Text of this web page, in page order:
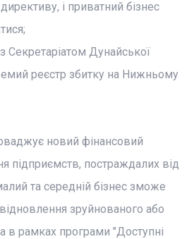
і приватний бізнес
Секретаріатом Дунайської
реєстр збитку на Нижньому
новий фінансовий
підприємств, постраждалих від
та середній бізнес зможе
зруйнованого або
рамках програми "Доступні